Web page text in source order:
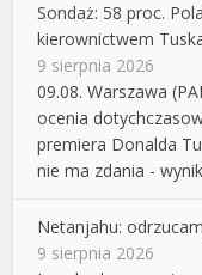
Sondaż: 58 proc.
kierownictwem
9 sierpnia 2026
09.08. Warszawa
ocenia
premiera Donalda
nie ma zdania -
Netanjahu:
9 sierpnia 2026